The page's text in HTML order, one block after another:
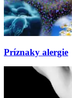
Príznaky alergie